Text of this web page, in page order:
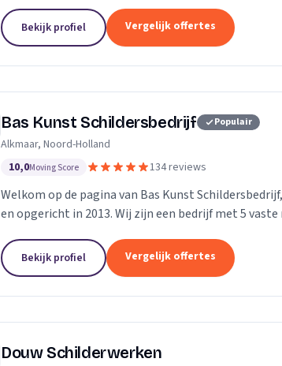
Bekijk profiel Vergelijk offertes
Bas Kunst Schildersbedrijf Populair
Alkmaar, Noord-Holland
10,0Moving Score 134 reviews
Welkom op de pagina van Bas Kunst
en opgericht in 2013. Wij zijn een bedrijf met 5 vaste
Bekijk profiel Vergelijk offertes
Douw Schilderwerken